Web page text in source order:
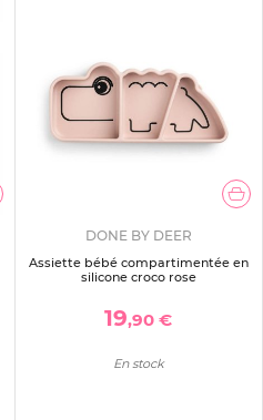
DONE BY DEER
Assiette bébé compartimentée en
silicone croco rose
19,90 €
En stock